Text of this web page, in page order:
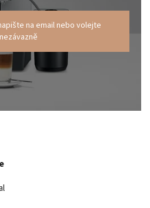
na email nebo volejte
nezávazně